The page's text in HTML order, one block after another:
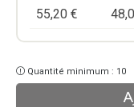
55,20 €
Quantité minimum : 10